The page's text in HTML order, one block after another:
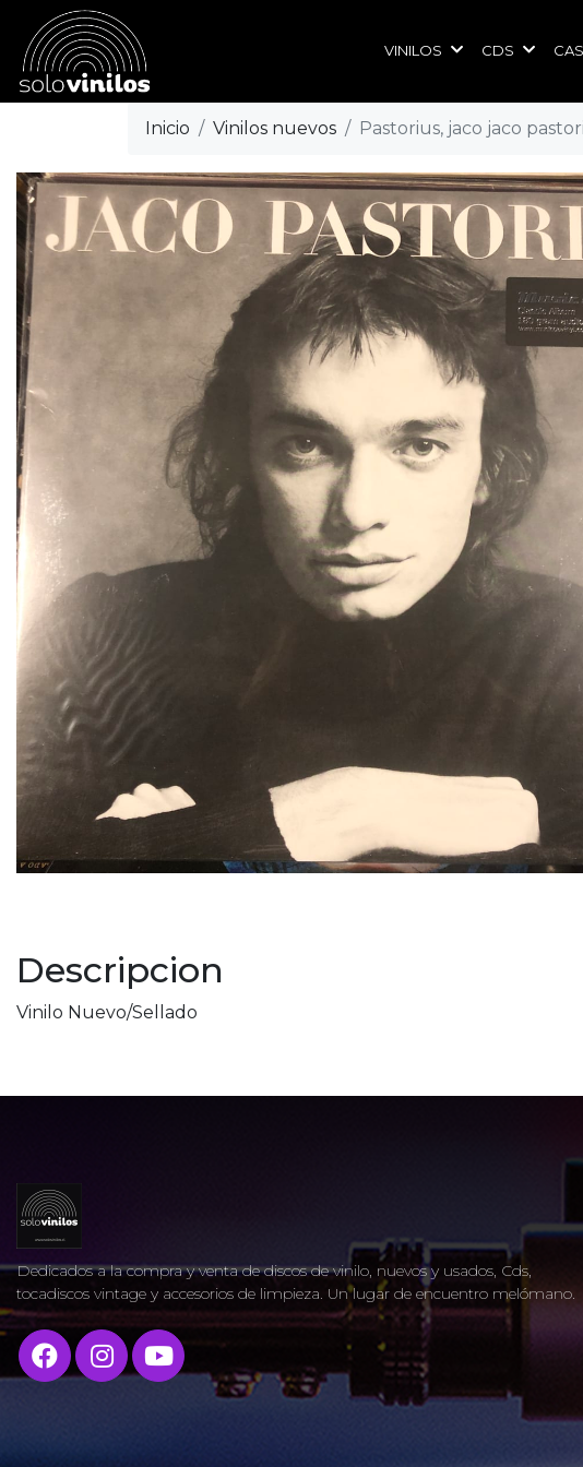
VINILOS CDS
Inicio Vinilos nuevos Pastorius, jaco jaco
Descripcion
Vinilo Nuevo/Sellado
Dedicados a la compra y venta de discos de vinilo, nuevos y usados, Cds,
tocadiscos vintage y accesorios de limpieza. Un lugar de encuentro melómano.